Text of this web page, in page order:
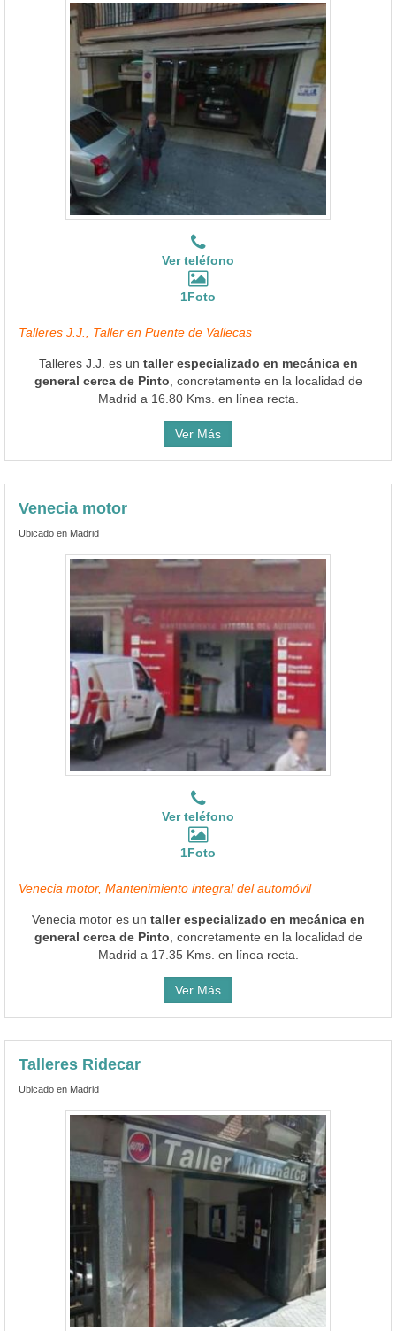
Ver teléfono
1Foto
Talleres J.J., Taller en Puente de Vallecas
Talleres J.J. es un taller especializado en mecánica en
general cerca de Pinto , concretamente en la localidad de
Madrid a 16.80 Kms. en línea recta.
Ver Más
Venecia motor
Ubicado en Madrid
Ver teléfono
1Foto
Venecia motor, Mantenimiento integral del automóvil
Venecia motor es un taller especializado en mecánica en
general cerca de Pinto , concretamente en la localidad de
Madrid a 17.35 Kms. en línea recta.
Ver Más
Talleres Ridecar
Ubicado en Madrid